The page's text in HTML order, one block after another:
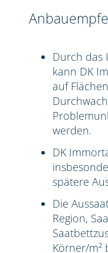
Durch das
kann DK
auf
werden.
DK
spätere
Die
Region,
Körner/m²